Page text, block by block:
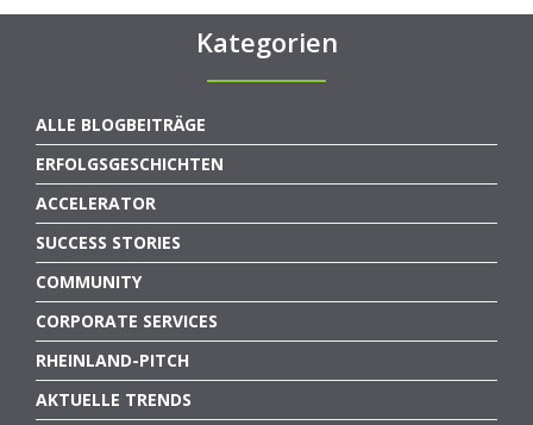
Kategorien
ALLE BLOGBEITRÄGE
ERFOLGSGESCHICHTEN
ACCELERATOR
SUCCESS STORIES
COMMUNITY
CORPORATE SERVICES
RHEINLAND-PITCH
AKTUELLE TRENDS